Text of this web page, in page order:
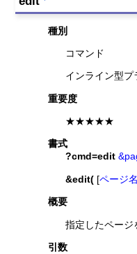
種別
コマンド
インライン型プ
重要度
★★★★★
書式
?cmd=edit
&edit( [ページ名
概要
指定したページ
引数